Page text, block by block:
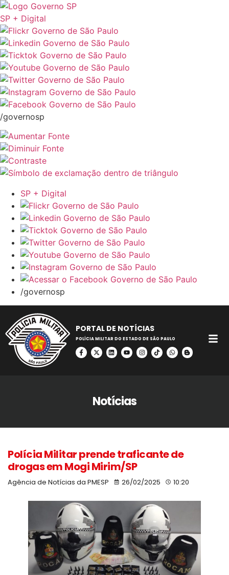
SP + Digital
/governosp
SP + Digital
/governosp
PORTAL DE NOTÍCIAS
POLÍCIA MILITAR DO ESTADO DE SÃO PAULO
Notícias
Polícia Militar prende traficante de
drogas em Mogi Mirim/SP
Agência de Notícias da PMESP 26/02/2025 10:20